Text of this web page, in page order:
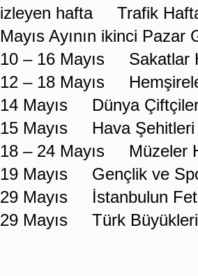
izleyen hafta Trafik
Mayıs Ayının ikinci
10 – 16 Mayıs Sakatlar
12 – 18 Mayıs
14 Mayıs Dünya
15 Mayıs Hava Şehitleri
18 – 24 Mayıs Müzeler
19 Mayıs Gençlik ve
29 Mayıs İstanbulun
29 Mayıs Türk